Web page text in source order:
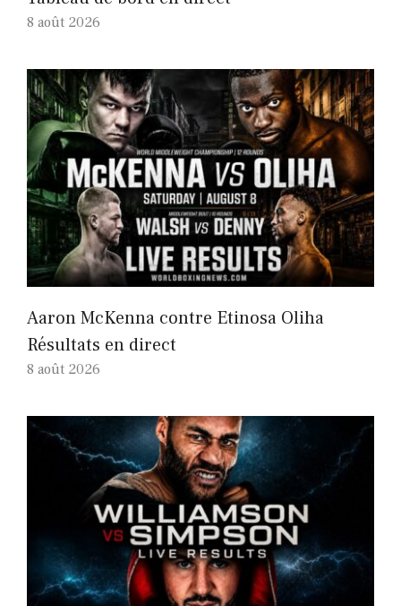
8 août 2026
Aaron McKenna contre Etinosa Oliha
Résultats en direct
8 août 2026